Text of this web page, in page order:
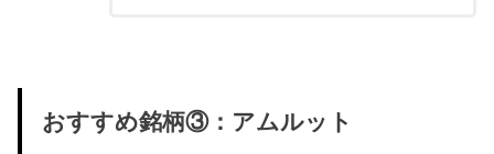
おすすめ銘柄③：アムルット